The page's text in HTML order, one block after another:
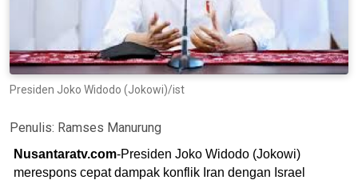
Presiden Joko Widodo (Jokowi)/ist
Penulis: Ramses Manurung
Nusantaratv.com-Presiden Joko Widodo (Jokowi)
merespons cepat dampak konflik Iran dengan Israel